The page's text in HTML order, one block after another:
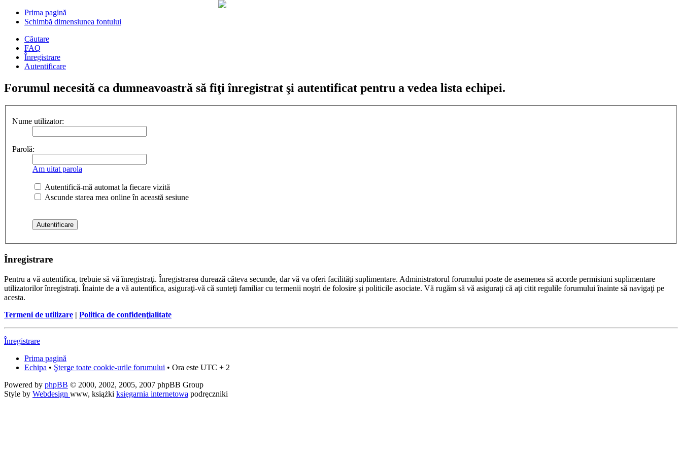
Prima pagină
Schimbă dimensiunea fontului
Căutare
FAQ
Înregistrare
Autentificare
Forumul necesită ca dumneavoastră să fiţi înregistrat şi autentificat pentru a vedea lista echipei.
Nume utilizator:
Parolă:
Am uitat parola
Autentifică-mă automat la fiecare vizită
Ascunde starea mea online în această sesiune
Înregistrare
Pentru a vă autentifica, trebuie să vă înregistraţi. Înregistrarea durează câteva secunde, dar vă va oferi facilităţi suplimentare. Administratorul forumului poate de asemenea să acorde permisiuni suplimentare
utilizatorilor înregistraţi. Înainte de a vă autentifica, asiguraţi-vă că sunteţi familiar cu termenii noştri de folosire şi politicile asociate. Vă rugăm să vă asiguraţi că aţi citit regulile forumului înainte să navigaţi pe
acesta.
Termeni de utilizare | Politica de confidenţialitate
Înregistrare
Prima pagină
Echipa • Şterge toate cookie-urile forumului • Ora este UTC + 2
Powered by phpBB © 2000, 2002, 2005, 2007 phpBB Group
Style by Webdesign www, książki księgarnia internetowa podręczniki